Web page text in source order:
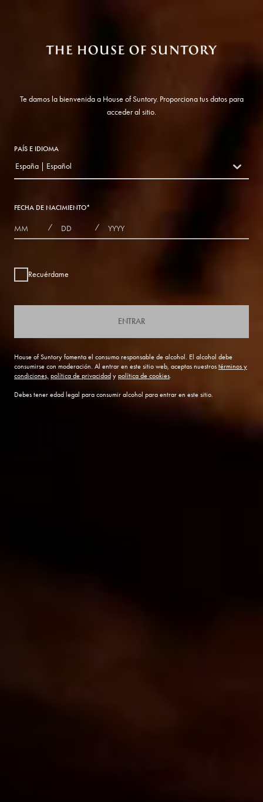
Te damos la bienvenida a House of Suntory. Proporciona tus datos para
acceder al sitio.
PAÍS E IDIOMA
countryDropdown
España | Español
FECHA DE NACIMIENTO*
MONTHS
/ DAYS / YEAR
Recuérdame
ENTRAR
House of Suntory fomenta el consumo responsable de alcohol. El alcohol debe
consumirse con moderación. Al entrar en este sitio web, aceptas nuestros términos y
condiciones, política de privacidad y política de cookies.
Debes tener edad legal para consumir alcohol para entrar en este sitio.